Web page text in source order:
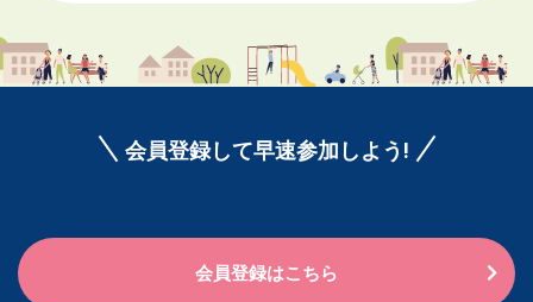
会員登録して早速参加しよう!
会員登録はこちら